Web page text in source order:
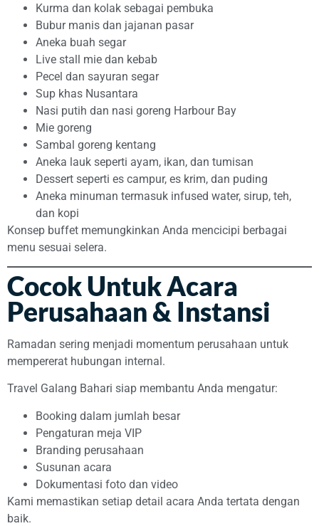
Kurma dan kolak sebagai pembuka
Bubur manis dan jajanan pasar
Aneka buah segar
Live stall mie dan kebab
Pecel dan sayuran segar
Sup khas Nusantara
Nasi putih dan nasi goreng Harbour Bay
Mie goreng
Sambal goreng kentang
Aneka lauk seperti ayam, ikan, dan tumisan
Dessert seperti es campur, es krim, dan puding
Aneka minuman termasuk infused water, sirup, teh,
dan kopi
Konsep buffet memungkinkan Anda mencicipi berbagai
menu sesuai selera.
Cocok Untuk Acara
Perusahaan & Instansi
Ramadan sering menjadi momentum perusahaan untuk
mempererat hubungan internal.
Travel Galang Bahari siap membantu Anda mengatur:
Booking dalam jumlah besar
Pengaturan meja VIP
Branding perusahaan
Susunan acara
Dokumentasi foto dan video
Kami memastikan setiap detail acara Anda tertata dengan
baik.